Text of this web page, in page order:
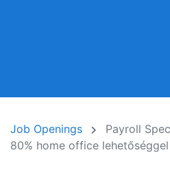
Job Openings
Payroll
80% home office lehetőséggel